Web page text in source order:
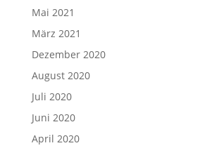
Mai 2021
März 2021
Dezember 2020
August 2020
Juli 2020
Juni 2020
April 2020